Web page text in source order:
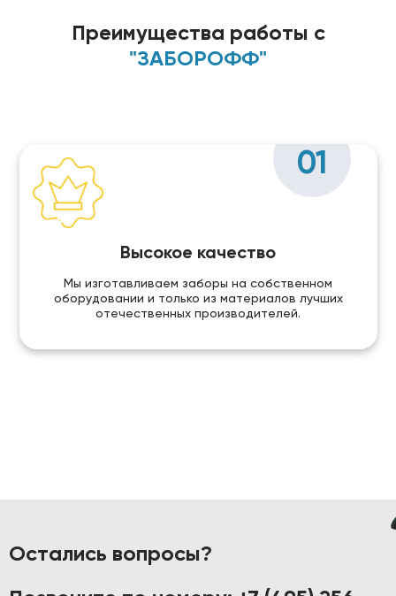
Преимущества работы с
"ЗАБОРОФФ"
01
Высокое качество
Мы изготавливаем заборы на собственном
оборудовании и только из материалов лучших
отечественных производителей.
Остались вопросы?